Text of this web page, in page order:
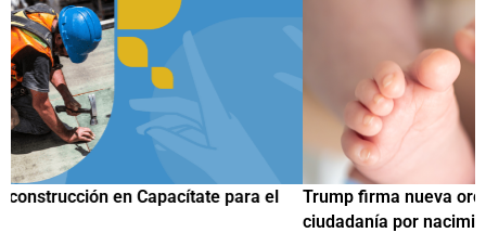
Trump firma nueva orden ejecutiva para restringir la
ciudadanía por nacimiento, semanas después de que la